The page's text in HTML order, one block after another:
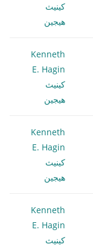
كينيث
هيجين
Kenneth
E. Hagin
كينيث
هيجين
Kenneth
E. Hagin
كينيث
هيجين
Kenneth
E. Hagin
كينيث